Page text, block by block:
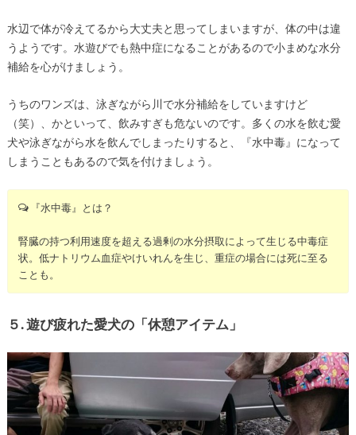
水辺で体が冷えてるから大丈夫と思ってしまいますが、体の中は違
うようです。 水遊びでも熱中症になることがあるので小まめな水分
補給を心がけましょう。
うちのワンズは、泳ぎながら川で水分補給をしていますけど
（笑）、 かといって、飲みすぎも危ないのです。 多くの水を飲む愛
犬や泳ぎながら水を飲んでしまったりすると、『水中毒』になって
しまうこともあるので気を付けましょう。
『水中毒』とは？
腎臓の持つ利用速度を超える過剰の水分摂取によって生じる中毒症
状。低ナトリウム血症やけいれんを生じ、重症の場合には死に至る
ことも。
５. 遊び疲れた愛犬の「休憩アイテム」